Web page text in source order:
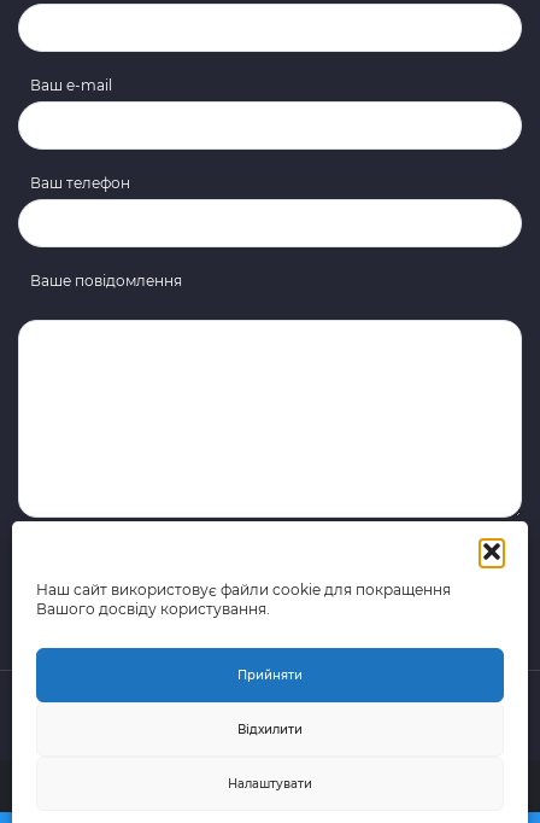
Наш сайт використовує файли cookie для покращення
Вашого досвіду користування.
Прийняти
Відхилити
Налаштувати
Ваш e-mail
Ваш телефон
Ваше повідомлення
© 2015-2026 поштово-логістична компанія Portal Express